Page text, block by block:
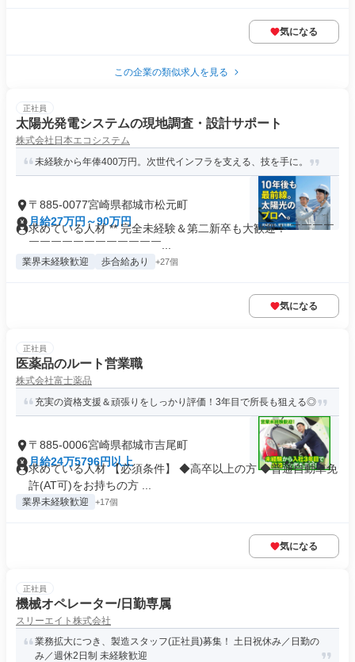
気になる
この企業の類似求人を見る
正社員
太陽光発電システムの現地調査・設計サポート
株式会社日本エコシステム
未経験から年俸400万円。次世代インフラを支える、技を手に。
〒885-0077宮崎県都城市松元町
月給27万円～90万円
求めている人材 ** 完全未経験＆第二新卒も大歓迎！ ￣￣￣￣
￣￣￣￣￣￣￣￣￣￣￣￣...
業界未経験歓迎 歩合給あり +27個
気になる
正社員
医薬品のルート営業職
株式会社富士薬品
充実の資格支援＆頑張りをしっかり評価！3年目で所長も狙える◎
〒885-0006宮崎県都城市吉尾町
月給24万5796円以上
求めている人材 【必須条件】 ◆高卒以上の方 ◆普通自動車免
許(AT可)をお持ちの方 ...
業界未経験歓迎 +17個
気になる
正社員
機械オペレーター/日勤専属
スリーエイト株式会社
業務拡大につき、製造スタッフ(正社員)募集！ 土日祝休み／日勤の
み／週休2日制 未経験歓迎